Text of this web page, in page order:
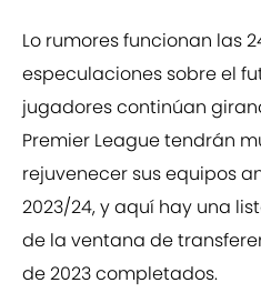
Lo rumores funcionan las
especulaciones sobre el
jugadores continúan
Premier League tendrán
rejuvenecer sus equipos
2023/24, y aquí hay una
de la ventana de
de 2023 completados.